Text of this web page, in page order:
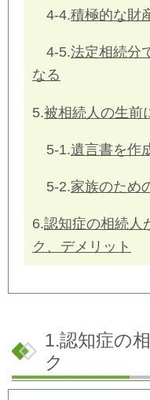
4-4.積極的な財
4-5.法定相続分
なる
5.被相続人の生前
5-1.遺言書を作
5-2.家族のため
6.認知症の相続人
ク、デメリット
1.認知症の
ク